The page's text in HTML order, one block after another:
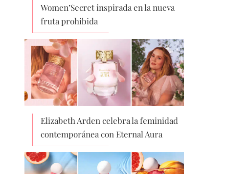
Women’Secret inspirada en la nueva
fruta prohibida
Elizabeth Arden celebra la feminidad
contemporánea con Eternal Aura